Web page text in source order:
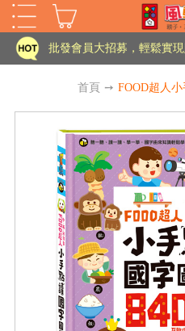
HOT
批發會員大招募，輕鬆實
老師您好!!幼教會員火熱招
海外購物免煩惱！點我查
批發會員大招募，輕鬆實
老師您好!!幼教會員火熱招
海外購物免煩惱！點我查
首頁 ➙ FOOD超人